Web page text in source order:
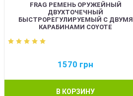
FRAG РЕМЕНЬ ОРУЖЕЙНЫЙ
ДВУХТОЧЕЧНЫЙ
БЫСТРОРЕГУЛИРУЕМЫЙ С ДВУМЯ
КАРАБИНАМИ COYOTE
1570 грн
В КОРЗИНУ